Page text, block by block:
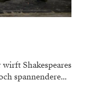
Shakespeares
spannendere...